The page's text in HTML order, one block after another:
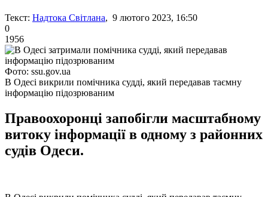
Текст: Надтока Світлана, 9 лютого 2023, 16:50
0
1956
Фото: ssu.gov.ua
В Одесі викрили помічника судді, який передавав таємну
інформацію підозрюваним
Правоохоронці запобігли масштабному
витоку інформації в одному з районних
судів Одеси.